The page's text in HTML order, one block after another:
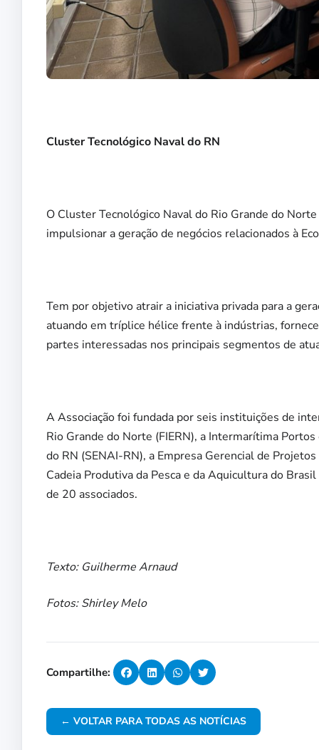
Cluster Tecnológico Naval do RN
O Cluster Tecnológico Naval do Rio Grande do
impulsionar a geração de negócios relacionados à
Tem por objetivo atrair a iniciativa privada para a
atuando em tríplice hélice frente à indústrias,
partes interessadas nos principais segmentos de
A Associação foi fundada por seis instituições de
Rio Grande do Norte (FIERN), a Intermarítima
do RN (SENAI-RN), a Empresa Gerencial de
Cadeia Produtiva da Pesca e da Aquicultura do
de 20 associados.
Texto: Guilherme Arnaud
Fotos: Shirley Melo
Compartilhe:
← VOLTAR PARA TODAS AS NOTÍCIAS